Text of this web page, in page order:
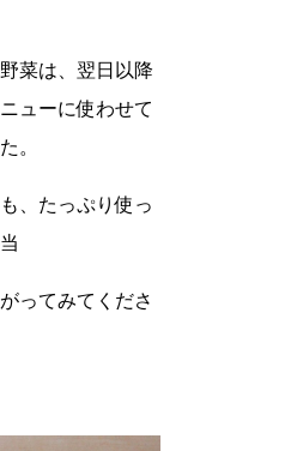
菜は、翌日以降
ューに使わせて
。
、たっぷり使っ
ってみてくださ